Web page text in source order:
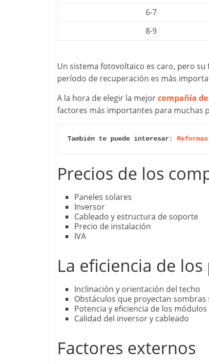
6-7
8-9
Un sistema fotovoltaico es caro, pero
período de recuperación es más
A la hora de elegir la mejorcompañía
factores más importantes para muchas
También te puede interesar:
Precios de los
Paneles solares
Inversor
Cableado y estructura de soporte
Precio de instalación
IVA
La eficiencia de
Inclinación y orientación del techo
Obstáculos que proyectan sombras
Potencia y eficiencia de los
Calidad del inversor y cableado
Factores externos